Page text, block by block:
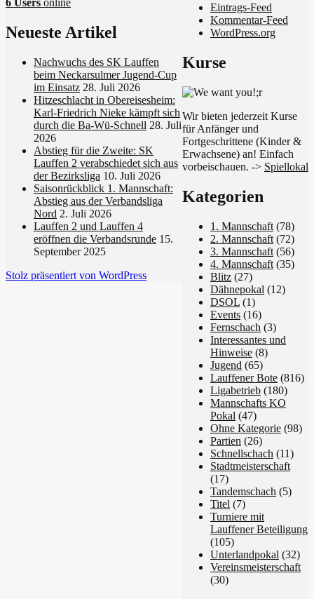
Eintrags-Feed
Kommentar-Feed
WordPress.org
Kurse
Wir bieten jederzeit Kurse
für Anfänger und
Fortgeschrittene (Kinder &
Erwachsene) an! Einfach
vorbeischauen. -> Spiellokal
Kategorien
1. Mannschaft (78)
2. Mannschaft (72)
3. Mannschaft (56)
4. Mannschaft (35)
Blitz (27)
Dähnepokal (12)
DSOL (1)
Events (16)
Fernschach (3)
Interessantes und
Hinweise (8)
Jugend (65)
Lauffener Bote (816)
Ligabetrieb (180)
Mannschafts KO
Pokal (47)
Ohne Kategorie (98)
Partien (26)
Schnellschach (11)
Stadtmeisterschaft
(17)
Tandemschach (5)
Titel (7)
Turniere mit
Lauffener Beteiligung
(105)
Unterlandpokal (32)
Vereinsmeisterschaft
(30)
Neueste Artikel
Nachwuchs des SK Lauffen
beim Neckarsulmer Jugend-Cup
im Einsatz 28. Juli 2026
Hitzeschlacht in Obereisesheim:
Karl-Friedrich Nieke kämpft sich
durch die Ba-Wü-Schnell 28. Juli
2026
Abstieg für die Zweite: SK
Lauffen 2 verabschiedet sich aus
der Bezirksliga 10. Juli 2026
Saisonrückblick 1. Mannschaft:
Abstieg aus der Verbandsliga
Nord 2. Juli 2026
Lauffen 2 und Lauffen 4
eröffnen die Verbandsrunde 15.
September 2025
Stolz präsentiert von WordPress